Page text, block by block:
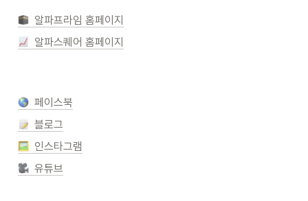
알파프라임 홈페이지
알파스퀘어 홈페이지
  페이스북
  블로그
인스타그램
  유튜브